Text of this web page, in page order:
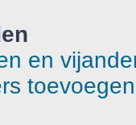
en